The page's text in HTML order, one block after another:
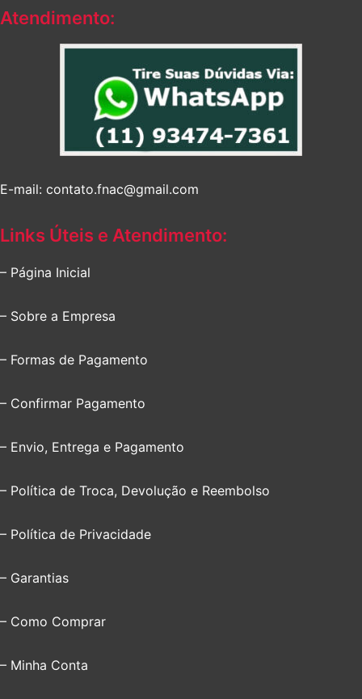
Atendimento:
E-mail: contato.fnac@gmail.com
Links Úteis e Atendimento:
– Página Inicial
– Sobre a Empresa
– Formas de Pagamento
– Confirmar Pagamento
– Envio, Entrega e Pagamento
– Política de Troca, Devolução e Reembolso
– Política de Privacidade
– Garantias
– Como Comprar
– Minha Conta